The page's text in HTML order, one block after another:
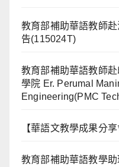
教育部補助華語教師
告(115024T)
教育部補助華語教師
學院 Er. Perumal
Engineering(PMC
【華語文教學成果分
教育部補助華語教學